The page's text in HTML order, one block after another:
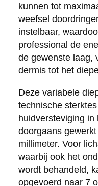
kunnen tot
weefsel
instelbaar,
professional de
de gewenste laag,
dermis tot het
Deze variabele
technische
huidversteviging in
doorgaans
millimeter. Voor
waarbij ook het
wordt behandeld,
opgevoerd naar 7